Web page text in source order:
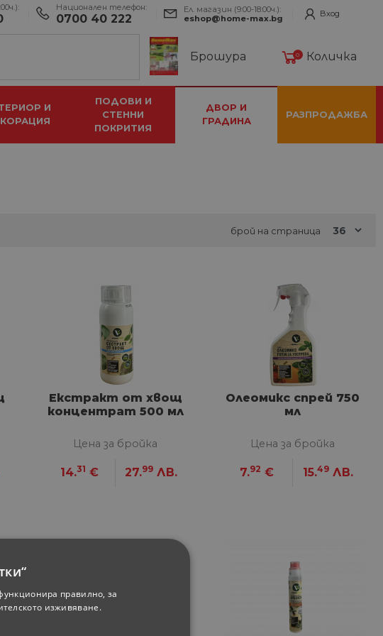
Национален телефон:
0700 40 222
Ел. магазин (9:00-18:00ч.):
eshop@home-max.bg
Вход
Брошура 0 Количка
И
ПОДОВИ И
СТЕННИ
ПОКРИТИЯ
ДВОР И
ГРАДИНА
РАЗПРОДАЖБА
брой на страница
Екстракт от хвощ
концентрат 500 мл
Цена за бройка
14.31 € 27.99 ЛВ.
Олеомикс спрей 750
мл
Цена за бройка
7.92 € 15.49 ЛВ.
правилно, за
изживяване.